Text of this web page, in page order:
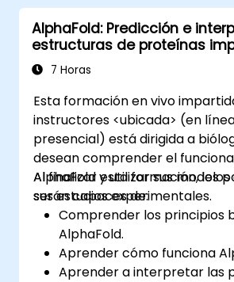
de candidatos a fármacos.
Integrar enfoques
proceso de ensayos
AlphaFold: Predicción e
estructuras de proteínas
IA
7 Horas
Esta formación en vivo
instructores <ubicada> (en
presencial) está dirigida a
desean comprender el
AlphaFold y utilizar sus
sus estudios experimentales.
Al finalizar esta formación, los
serán capaces de:
Comprender los principios
AlphaFold.
Aprender cómo funciona
Aprender a interpretar las